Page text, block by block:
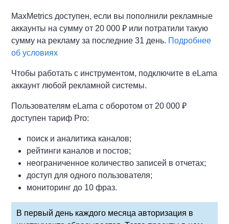
MaxMetrics доступен, если вы пополнили рекламные
аккаунты на сумму от 20 000 ₽ или потратили такую
сумму на рекламу за последние 31 день. Подробнее
об условиях
Чтобы работать с инструментом, подключите в eLama
аккаунт любой рекламной системы.
Пользователям eLama с оборотом от 20 000 ₽
доступен тариф Pro:
поиск и аналитика каналов;
рейтинги каналов и постов;
неограниченное количество записей в отчетах;
доступ для одного пользователя;
мониторинг до 10 фраз.
В первый день каждого месяца авторизация в